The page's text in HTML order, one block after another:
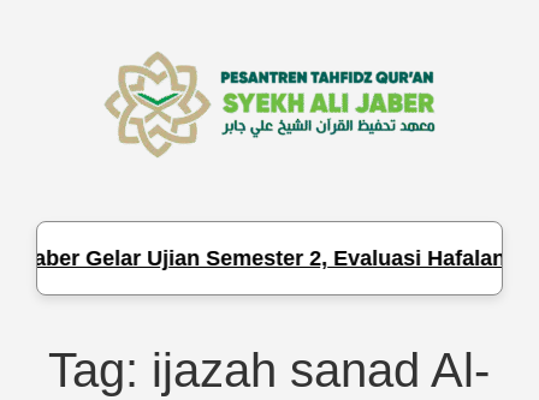
Jaber Gelar Ujian Semester 2, Evaluasi Hafalan
Tag: ijazah sanad Al-